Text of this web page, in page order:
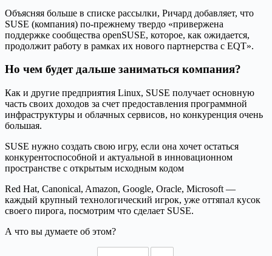
Объясняя больше в списке рассылки, Ричард добавляет, что
SUSE (компания) по-прежнему твердо «привержена
поддержке сообщества openSUSE, которое, как ожидается,
продолжит работу в рамках их нового партнерства с EQT».
Но чем будет дальше заниматься компания?
Как и другие предприятия Linux, SUSE получает основную
часть своих доходов за счет предоставления программной
инфраструктуры и облачных сервисов, но конкуренция очень
большая.
SUSE нужно создать свою игру, если она хочет остаться
конкурентоспособной и актуальной в инновационном
пространстве с открытым исходным кодом
Red Hat, Canonical, Amazon, Google, Oracle, Microsoft —
каждый крупный технологический игрок, уже оттяпал кусок
своего пирога, посмотрим что сделает SUSE.
А что вы думаете об этом?